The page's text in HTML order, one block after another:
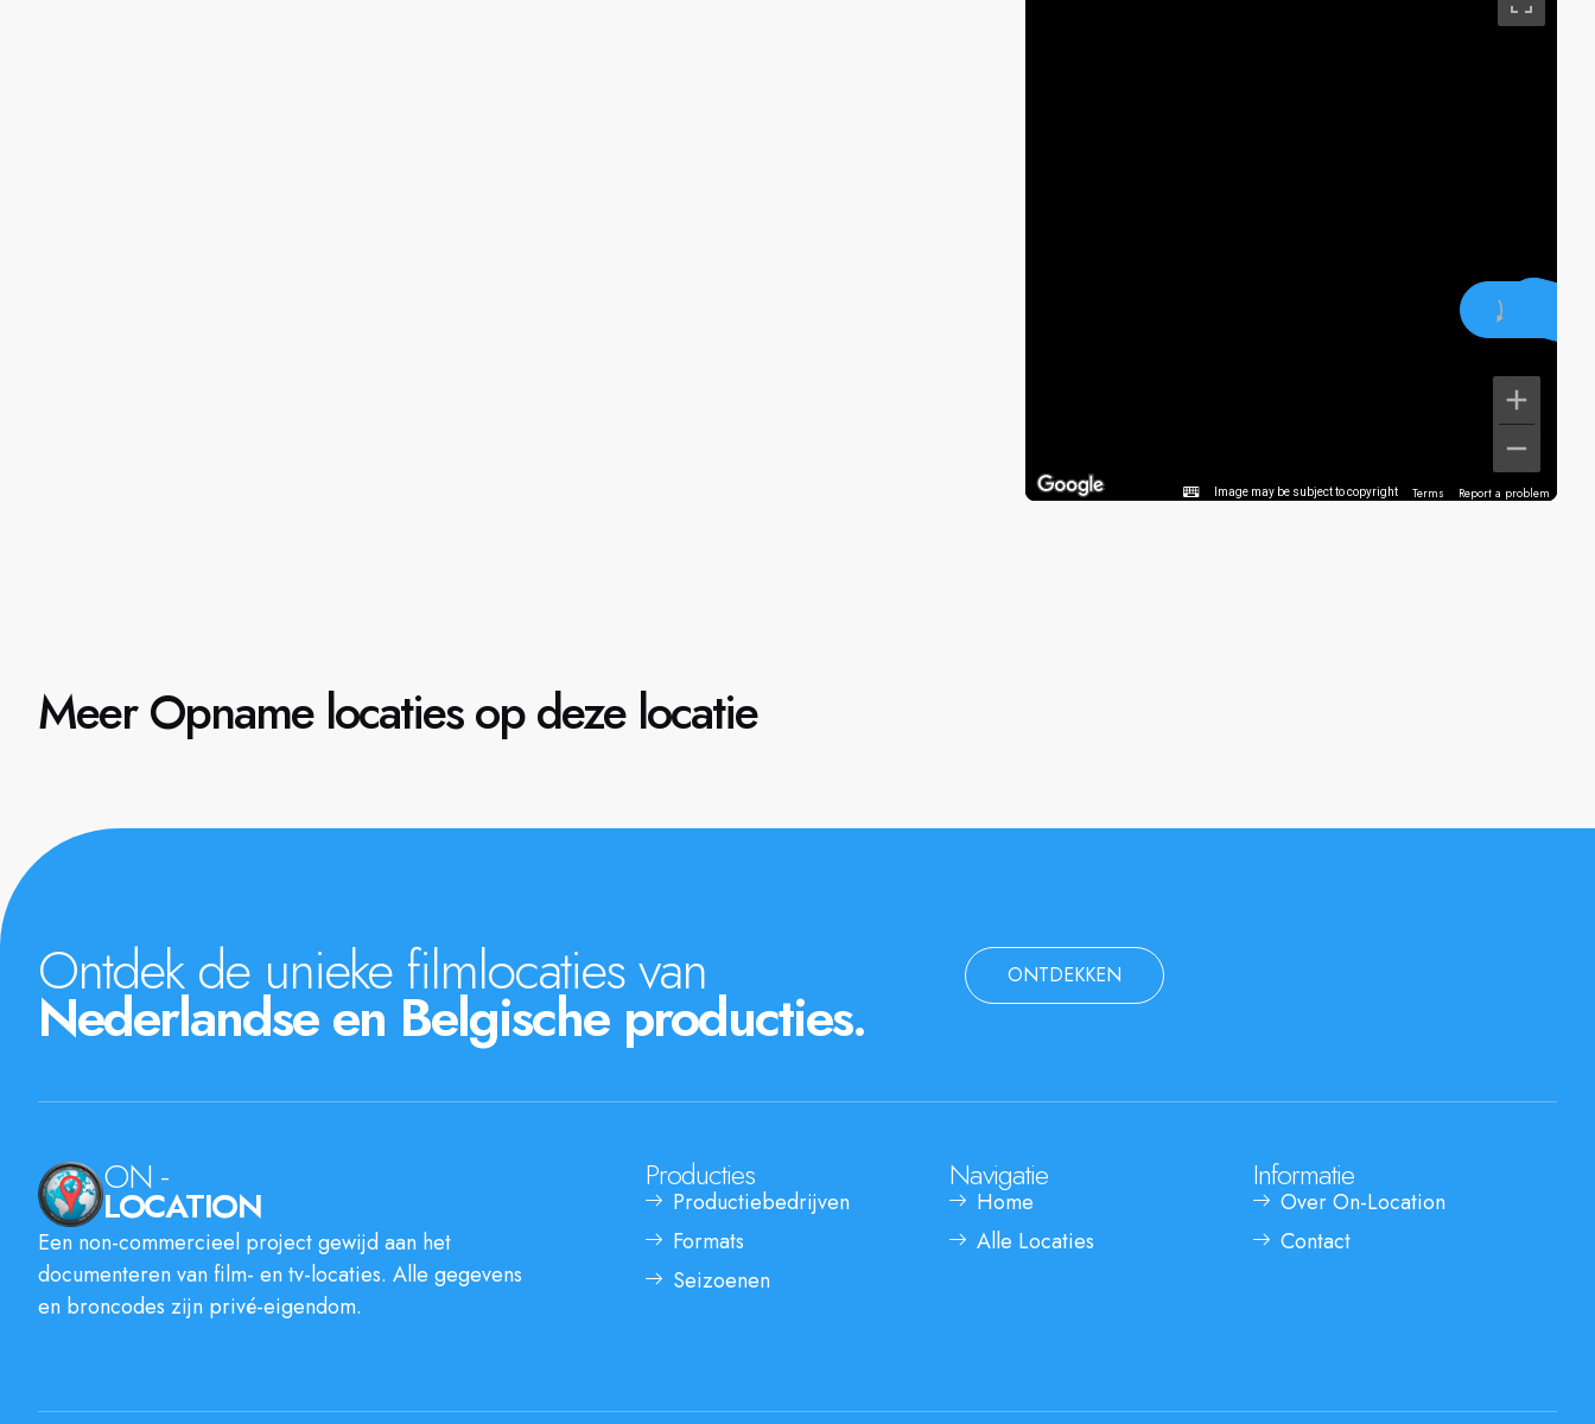
Image may be subject to copyright Terms Report a problem
Meer Opname locaties op deze locatie
Ontdek de unieke filmlocaties van
Nederlandse en Belgische producties.
ONTDEKKEN
ON -
LOCATION
Een non-commercieel project gewijd aan het
documenteren van film- en tv-locaties. Alle gegevens
en broncodes zijn privé-eigendom.
Producties
Productiebedrijven
Formats
Seizoenen
Navigatie
Home
Alle Locaties
Informatie
Over On-Location
Contact